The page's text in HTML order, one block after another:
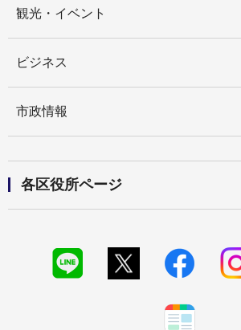
観光・イベント
ビジネス
市政情報
各区役所ページ